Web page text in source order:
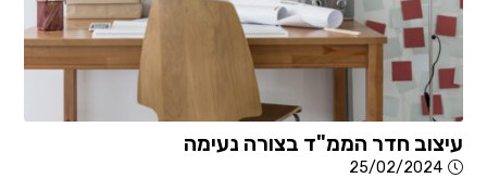
עיצוב חדר הממ"ד בצורה נעימה
25/02/2024